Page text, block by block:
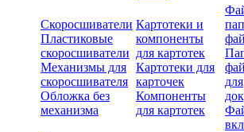
Скоросшиватели
Пластиковые
скоросшиватели
Механизмы для
скоросшивателя
Обложка без
механизма
Картотеки и
компоненты
для картотек
Картотеки для
карточек
Компоненты
для картотек
для